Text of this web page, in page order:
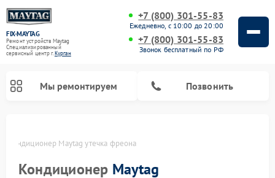
FIX-MAYTAG
Ремонт устройств Maytag
Специализированный
cервисный центр г.Курган
+7 (800) 301-55-83
Ежедневно, с 10:00 до 20:00
+7 (800) 301-55-83
Звонок бесплатный по РФ
Мы ремонтируем Позвонить
Кондиционер Maytag утечка фреона
Кондиционер Maytag